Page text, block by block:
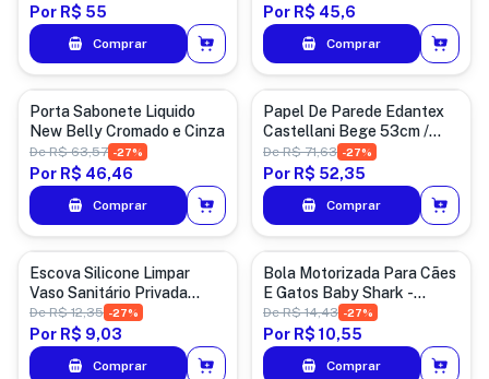
Por R$ 55
Comprar
Por R$ 45,6
Comprar
Limpeza
Porta Sabonete Liquido
New Belly Cromado e Cinza
DeR$ 63,57 -27%
Por R$ 46,46
Comprar
Construção
Papel De Parede Edantex
Castellani Bege 53cm /
4,5m²
DeR$ 71,63 -27%
Por R$ 52,35
Comprar
Casa
Escova Silicone Limpar
Vaso Sanitário Privada
Quina Banheiro em Silicone
com Base Suporte (Azul)
DeR$ 12,35 -27%
Por R$ 9,03
Comprar
Pet
Bola Motorizada Para Cães
E Gatos Baby Shark -
Beavers Ball
DeR$ 14,43 -27%
Por R$ 10,55
Comprar